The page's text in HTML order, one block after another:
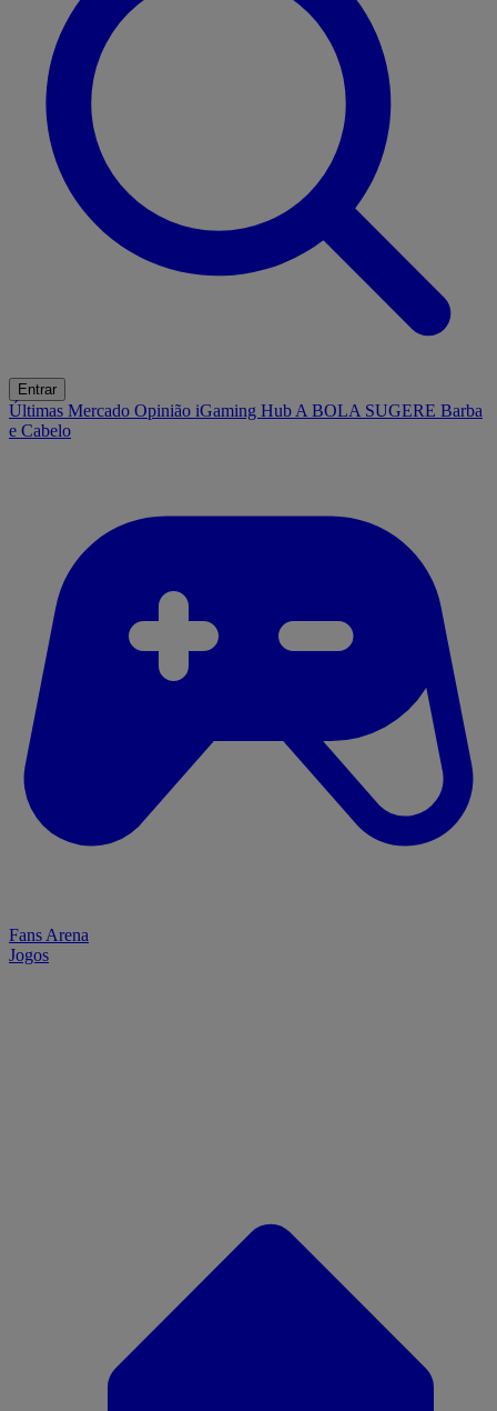
Entrar
Últimas Mercado Opinião iGaming Hub A BOLA SUGERE Barba
e Cabelo
Fans Arena
Jogos